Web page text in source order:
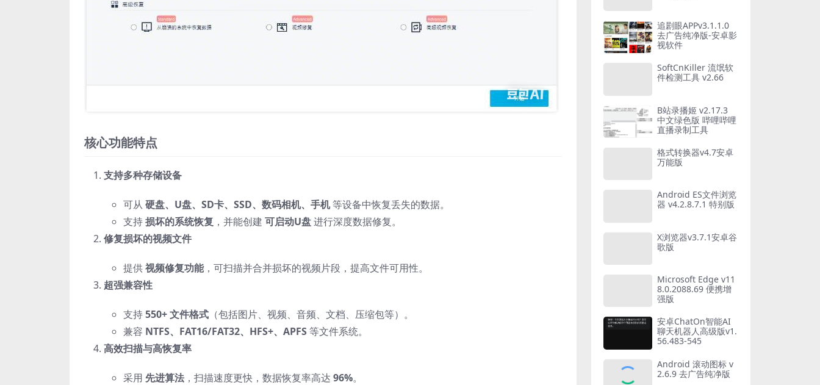
核心功能特点
支持多种存储设备
可从 硬盘、U盘、SD卡、SSD、数码相机、手机 等设备中恢复丢失的数据。
支持损坏的系统恢复 ，并能创建 可启动U盘进行深度数据修复。
修复损坏的视频文件
提供视频修复功能，可扫描并合并损坏的视频片段，提高文件可用性。
超强兼容性
支持550+ 文件格式 （包括图片、视频、音频、文档、压缩包等）。
兼容 NTFS、FAT16/FAT32、HFS+、APFS 等文件系统。
高效扫描与高恢复率
采用 先进算法 ，扫描速度更快，数据恢复率高达 96%。
追剧眼APPv3.1.1.0
去广告纯净版-安卓影
视软件
SoftCnKiller 流氓软
件检测工具 v2.66
B站录播姬 v2.17.3
中文绿色版 哔哩哔哩
直播录制工具
格式转换器v4.7安卓
万能版
Android ES文件浏览
器 v4.2.8.7.1 特别版
X浏览器v3.7.1安卓谷
歌版
Microsoft Edge v11
8.0.2088.69 便携增
强版
安卓ChatOn智能AI
聊天机器人高级版v1.
56.483-545
Android 滚动图标 v
2.6.9 去广告纯净版